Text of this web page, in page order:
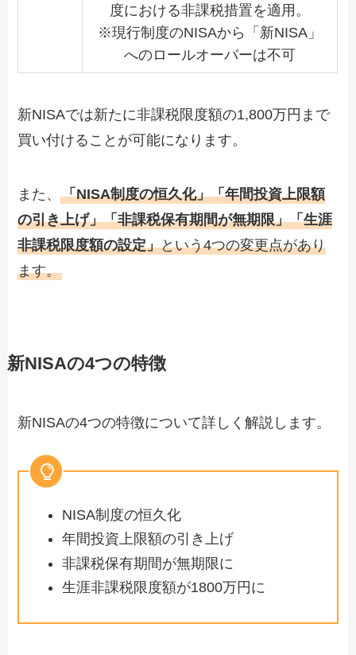
度における非課税措置を適用。
※現行制度のNISAから「新NISA」
へのロールオーバーは不可
新NISAでは新たに非課税限度額の1,800万円まで
買い付けることが可能になります。
また、「NISA制度の恒久化」「年間投資上限額
の引き上げ」「非課税保有期間が無期限」「生涯
非課税限度額の設定」という4つの変更点があり
ます。
新NISAの4つの特徴
新NISAの4つの特徴について詳しく解説します。
NISA制度の恒久化
年間投資上限額の引き上げ
非課税保有期間が無期限に
生涯非課税限度額が1800万円に